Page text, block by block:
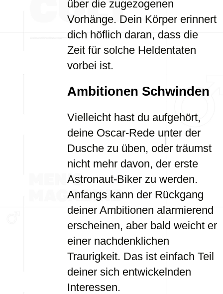
über die zugezogenen
Vorhänge. Dein Körper erinnert
dich höflich daran, dass die
Zeit für solche Heldentaten
vorbei ist.
Ambitionen Schwinden
Vielleicht hast du aufgehört,
deine Oscar-Rede unter der
Dusche zu üben, oder träumst
nicht mehr davon, der erste
Astronaut-Biker zu werden.
Anfangs kann der Rückgang
deiner Ambitionen alarmierend
erscheinen, aber bald weicht er
einer nachdenklichen
Traurigkeit. Das ist einfach Teil
deiner sich entwickelnden
Interessen.